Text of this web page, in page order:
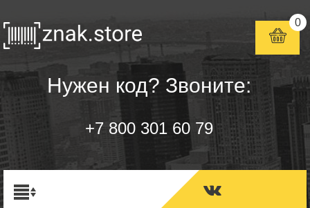
Нужен код? Звоните:
+7 800 301 60 79
0